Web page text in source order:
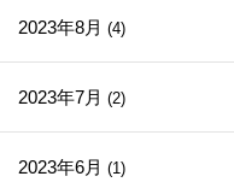
2023年8月 (4)
2023年7月 (2)
2023年6月 (1)